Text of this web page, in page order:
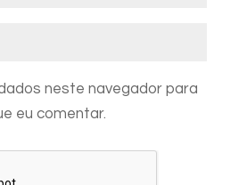
neste navegador para
eu comentar.